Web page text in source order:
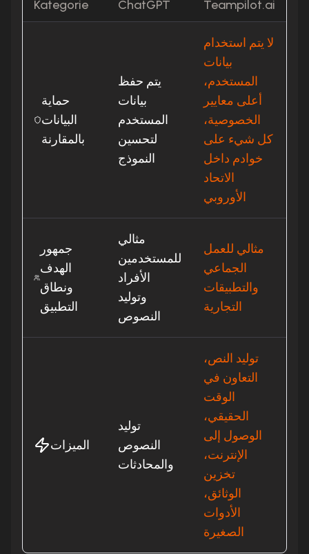
Kategorie ChatGPT Teampilot.ai
حماية
البيانات
بالمقارنة
يتم حفظ
بيانات
المستخدم
لتحسين
النموذج
لا يتم استخدام
بيانات
المستخدم،
أعلى معايير
الخصوصية،
كل شيء على
خوادم داخل
الاتحاد
الأوروبي
جمهور
الهدف
ونطاق
التطبيق
مثالي
للمستخدمين
الأفراد
وتوليد
النصوص
مثالي للعمل
الجماعي
والتطبيقات
التجارية
الميزات
توليد
النصوص
والمحادثات
توليد النص،
التعاون في
الوقت
الحقيقي،
الوصول إلى
الإنترنت،
تخزين
الوثائق،
الأدوات
الصغيرة